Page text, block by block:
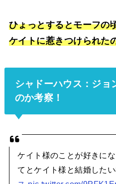
ひょっとするとモーフの
ケイトに惹きつけられた
シャドーハウス：ジョ
のか考察！
ケイト様のことが好きに
てとケイト様と結婚した